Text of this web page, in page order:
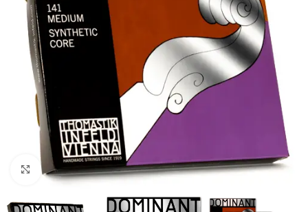
Click to enlarge